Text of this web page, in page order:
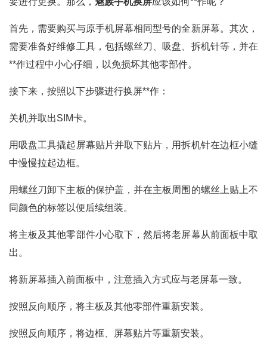
首先，需要购买与原手机屏幕相同型号的全新屏幕。其次，
需要准备好维修工具，包括螺丝刀、吸盘、拆机针等，并在
**作过程中小心仔细，以免损坏其他零部件。
接下来，按照以下步骤进行换屏**作：
关机并取出SIM卡。
用吸盘工具撬起屏幕贴片并取下贴片，用拆机针在边框小缝
中慢慢拉起边框。
用螺丝刀卸下主板的保护盖，并在主板周围的螺丝上贴上不
同颜色的标签以便后续组装。
将主板及其他零部件小心取下，然后将老屏幕从前面板中取
出。
将新屏幕插入前面板中，注意插入方式应与老屏幕一致。
按照反向顺序，将主板及其他零部件重新安装。
按照反向顺序，将边框、屏幕贴片等重新安装。